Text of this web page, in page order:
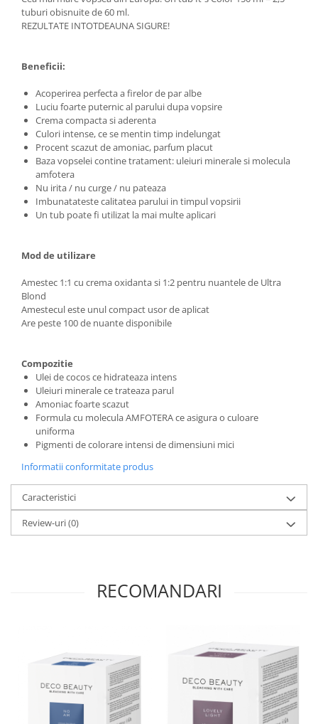
Adeziv dentar si ingrijire proteza
Igiena intima
Geluri si deodorante igiena intima
Produse manichiura & pedichiura
Oja si lac de unghii
Accesorii manichiura & pedichiura
Scutece adulti
Seturi cadou
tuburi obisnuite de 60 ml.
REZULTATE INTOTDEAUNA SIGURE!
Beneficii:
Acoperirea perfecta a firelor de par albe
Luciu foarte puternic al parului dupa vopsire
Crema compacta si aderenta
Culori intense, ce se mentin timp indelungat
Procent scazut de amoniac, parfum placut
Baza vopselei contine tratament: uleiuri minerale si molecula
amfotera
Nu irita / nu curge / nu pateaza
Imbunatateste calitatea parului in timpul vopsirii
Un tub poate fi utilizat la mai multe aplicari
Mod de utilizare
Amestec 1:1 cu crema oxidanta si 1:2 pentru nuantele de Ultra
Blond
Amestecul este unul compact usor de aplicat
Are peste 100 de nuante disponibile
Compozitie
Ulei de cocos ce hidrateaza intens
Uleiuri minerale ce trateaza parul
Amoniac foarte scazut
Formula cu molecula AMFOTERA ce asigura o culoare
uniforma
Pigmenti de colorare intensi de dimensiuni mici
Informatii conformitate produs
Caracteristici
Review-uri(0)
RECOMANDARI